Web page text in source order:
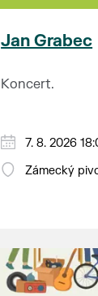
Jan Grabec
Koncert.
7. 8. 2026
Zámecký